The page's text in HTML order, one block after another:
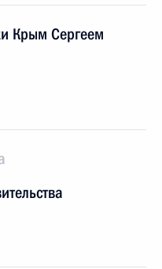
Крым Сергеем